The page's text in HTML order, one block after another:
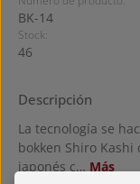
BK-14
Stock:
46
Descripción
La tecnología se
bokken Shiro
japonés c… Más